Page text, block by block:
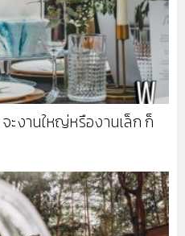
ะงานใหญ่หรืองานเล็ก ก็